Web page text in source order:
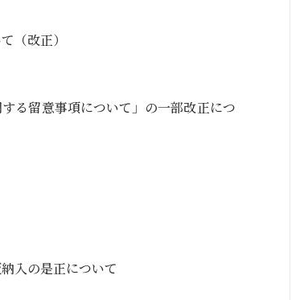
（改正）
る留意事項について」の一部改正につ
入の是正について